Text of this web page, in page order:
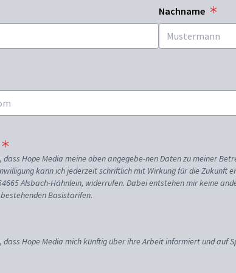
Nachname
Hope Media meine oben angegebe-nen Daten zu meiner
kann ich jederzeit schriftlich mit Wirkung für die Zukunft
Alsbach-Hähnlein, widerrufen. Dabei entstehen mir keine
Basistarifen.
Hope Media mich künftig über ihre Arbeit informiert und auf